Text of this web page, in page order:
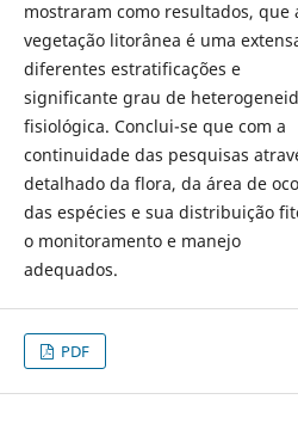
mostraram como resultados, que
vegetação litorânea é uma
diferentes estratificações e
significante grau de
fisiológica. Conclui-se que com a
continuidade das pesquisas
detalhado da flora, da área de
das espécies e sua distribuição
o monitoramento e manejo
adequados.
PDF